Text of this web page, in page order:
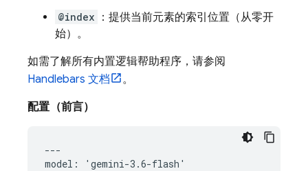
@index
：提供当前元素的索引位置（从零开
始）。
如需了解所有内置逻辑帮助程序，请参阅
Handlebars 文档
。
配置（前言）
---
model: 'gemini-3.6-flash'